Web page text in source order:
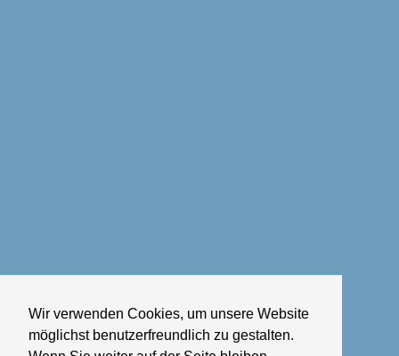
Wir verwenden Cookies, um unsere Website
möglichst benutzerfreundlich zu gestalten.